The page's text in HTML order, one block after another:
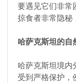
要遇见它们非常
掠食者非常隐秘
哈萨克斯坦的自
哈萨克斯坦境内
受到严格保护，